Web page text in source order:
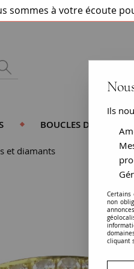
sommes à votre écoute
BOUCLES D'OREILLES
et diamants
Ils
Certains
non
cliquant